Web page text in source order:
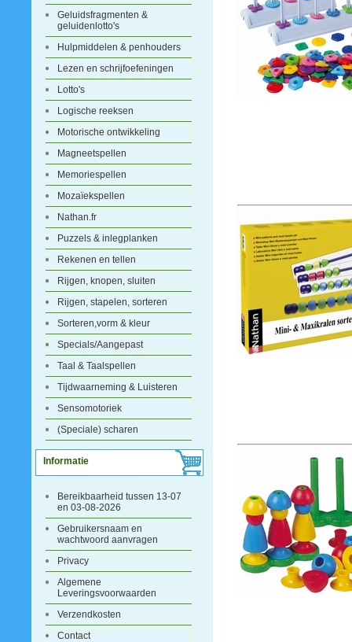
Geluidsfragmenten &
geluidenlotto's
Hulpmiddelen & penhouders
Lezen en schrijfoefeningen
Lotto's
Logische reeksen
Motorische ontwikkeling
Magneetspellen
Memoriespellen
Mozaïekspellen
Nathan.fr
Puzzels & inlegplanken
Rekenen en tellen
Rijgen, knopen, sluiten
Rijgen, stapelen, sorteren
Sorteren,vorm & kleur
Specials/Aangepast
Taal & Taalspellen
Tijdwaarneming & Luisteren
Sensomotoriek
(Speciale) scharen
Informatie
Bereikbaarheid tussen 13-07
en 03-08-2026
Gebruikersnaam en
wachtwoord aanvragen
Privacy
Algemene
Leveringsvoorwaarden
Verzendkosten
Contact